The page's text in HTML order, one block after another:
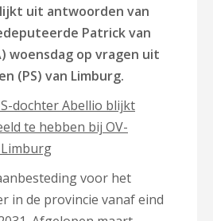
uit antwoorden van
Patrick van
woensdag op vragen uit
(PS) van Limburg.
dochter Abellio blijkt
te hebben bij OV-
voor het
in de provincie vanaf eind